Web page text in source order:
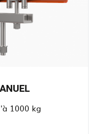
1000 kg